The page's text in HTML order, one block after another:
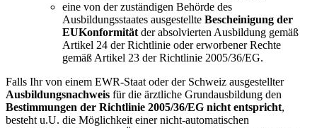
eine von der zuständigen Behörde des
Ausbildungsstaates ausgestellte Bescheinigung der
EUKonformität der absolvierten Ausbildung gemäß
Artikel 24 der Richtlinie oder erworbener Rechte
gemäß Artikel 23 der Richtlinie 2005/36/EG.
Falls Ihr von einem EWR-Staat oder der Schweiz ausgestellter
Ausbildungsnachweis für die ärztliche Grundausbildung den
Bestimmungen der Richtlinie 2005/36/EG nicht entspricht,
besteht u.U. die Möglichkeit einer nicht-automatischen